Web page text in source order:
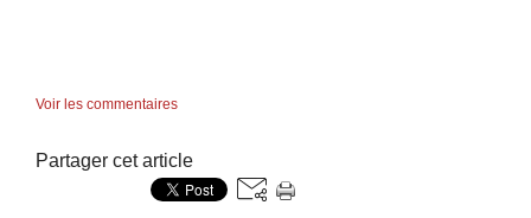
Voir les commentaires
Partager cet article